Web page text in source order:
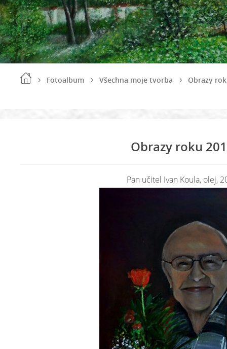
Fotoalbum Všechna moje tvorba Obrazy
Obrazy roku
Pan učitel Ivan Koula, olej,